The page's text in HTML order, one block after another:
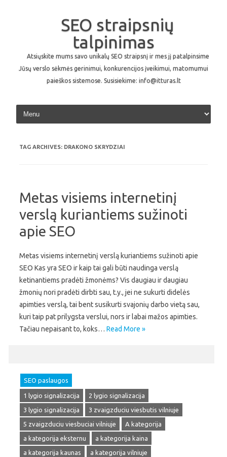
SEO straipsnių
talpinimas
Atsiųskite mums savo unikalų SEO straipsnį ir mes jį patalpinsime
Jūsų verslo sėkmės gerinimui, konkurencijos įveikimui, matomumui
paieškos sistemose. Susisiekime: info@itturas.lt
Skip to content
TAG ARCHIVES: DRAKONO SKRYDZIAI
Metas visiems internetinį
verslą kuriantiems sužinoti
apie SEO
Metas visiems internetinį verslą kuriantiems sužinoti apie
SEO Kas yra SEO ir kaip tai gali būti naudinga verslą
ketinantiems pradėti žmonėms? Vis daugiau ir daugiau
žmonių nori pradėti dirbti sau, t.y., jei ne sukurti didelės
apimties verslą, tai bent susikurti svajonių darbo vietą sau,
kuri taip pat prilygsta verslui, nors ir labai mažos apimties.
Tačiau nepaisant to, koks… Read More »
SEO paslaugos
1 lygio signalizacija
2 lygio signalizacija
3 lygio signalizacija
3 zvaigzduciu viesbutis vilniuje
5 zvaigzduciu viesbuciai vilniuje
A kategorija
a kategorija eksternu
a kategorija kaina
a kategorija kaunas
a kategorija vilniuje